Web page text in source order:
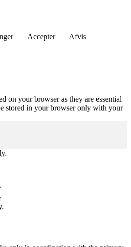
Accepter Afvis
on your browser as they are essential
stored in your browser only with your